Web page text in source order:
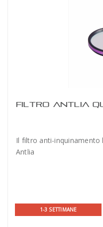
FILTRO ANTLIA
Il filtro anti-
Antlia
1-3 SETTIMANE